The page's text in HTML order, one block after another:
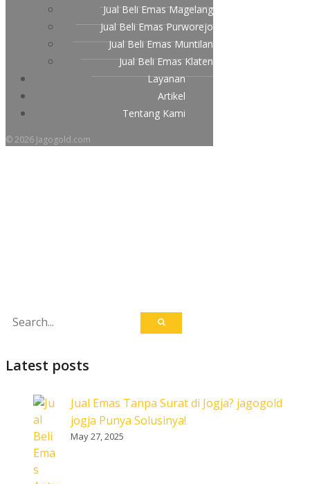
Jual Beli Emas Magelang
Jual Beli Emas Purworejo
Jual Beli Emas Muntilan
Jual Beli Emas Klaten
Layanan
Artikel
Tentang Kami
© 2026 Jagogold.com
Latest posts
Jual Emas Tanpa Surat di Jogja? jagogold
jogja Punya Solusinya!
May 27, 2025